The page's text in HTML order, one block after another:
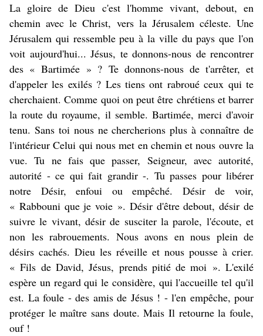
La gloire de Dieu c'est l'homme vivant, debout, en
chemin avec le Christ, vers la Jérusalem céleste. Une
Jérusalem qui ressemble peu à la ville du pays que l'on
voit aujourd'hui... Jésus, te donnons-nous de rencontrer
des « Bartimée » ? Te donnons-nous de t'arrêter, et
d'appeler les exilés ? Les tiens ont rabroué ceux qui te
cherchaient. Comme quoi on peut être chrétiens et barrer
la route du royaume, il semble. Bartimée, merci d'avoir
tenu. Sans toi nous ne chercherions plus à connaître de
l'intérieur Celui qui nous met en chemin et nous ouvre la
vue. Tu ne fais que passer, Seigneur, avec autorité,
autorité - ce qui fait grandir -. Tu passes pour libérer
notre Désir, enfoui ou empêché. Désir de voir,
« Rabbouni que je voie ». Désir d'être debout, désir de
suivre le vivant, désir de susciter la parole, l'écoute, et
non les rabrouements. Nous avons en nous plein de
désirs cachés. Dieu les réveille et nous pousse à crier.
« Fils de David, Jésus, prends pitié de moi ». L'exilé
espère un regard qui le considère, qui l'accueille tel qu'il
est. La foule - des amis de Jésus ! - l'en empêche, pour
protéger le maître sans doute. Mais Il retourne la foule,
ouf !